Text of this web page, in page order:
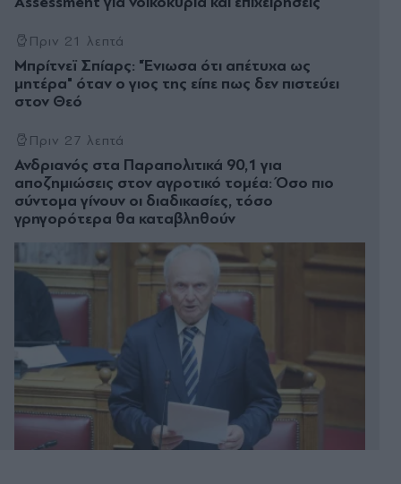
Πριν 21 λεπτά
Μπρίτνεϊ Σπίαρς: "Ένιωσα ότι απέτυχα ως
μητέρα" όταν ο γιος της είπε πως δεν πιστεύει
στον Θεό
Πριν 27 λεπτά
Ανδριανός στα Παραπολιτικά 90,1 για
αποζημιώσεις στον αγροτικό τομέα: Όσο πιο
σύντομα γίνουν οι διαδικασίες, τόσο
γρηγορότερα θα καταβληθούν